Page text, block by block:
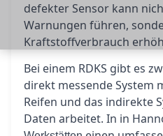
defekter Sensor kann
Warnungen führen,
Kraftstoffverbrauch
Bei einem RDKS gibt es
direkt messende System
Reifen und das indirekte
Daten arbeitet. In in